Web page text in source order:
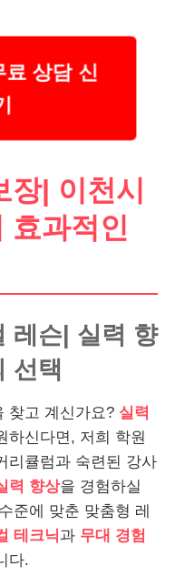
상담 신
| 이천시
효과적인
레슨| 실력 향
선택
찾고 계신가요? 실력
하신다면, 저희 학원
리큘럼과 숙련된 강사
력 향상을 경험하실
준에 맞춘 맞춤형 레
테크닉과 무대 경험
다.